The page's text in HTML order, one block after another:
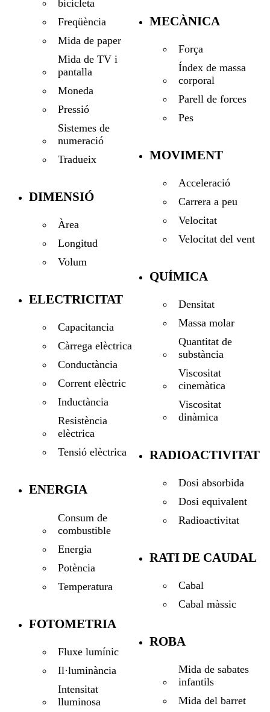
bicicleta
Freqüència
Mida de paper
Mida de TV i
pantalla
Moneda
Pressió
Sistemes de
numeració
Tradueix
DIMENSIÓ
Àrea
Longitud
Volum
ELECTRICITAT
Capacitancia
Càrrega elèctrica
Conductància
Corrent elèctric
Inductància
Resistència
elèctrica
Tensió elèctrica
ENERGIA
Consum de
combustible
Energia
Potència
Temperatura
FOTOMETRIA
Fluxe lumínic
Il·luminància
Intensitat
lluminosa
MECÀNICA
Força
Índex de massa
corporal
Parell de forces
Pes
MOVIMENT
Acceleració
Carrera a peu
Velocitat
Velocitat del vent
QUÍMICA
Densitat
Massa molar
Quantitat de
substància
Viscositat
cinemàtica
Viscositat
dinàmica
RADIOACTIVITAT
Dosi absorbida
Dosi equivalent
Radioactivitat
RATI DE CAUDAL
Cabal
Cabal màssic
ROBA
Mida de sabates
infantils
Mida del barret